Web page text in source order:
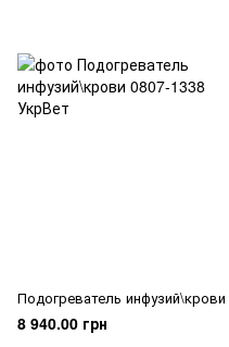
Подогреватель инфузий\крови
8 940.00 грн